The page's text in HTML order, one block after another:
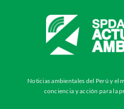
Noticias ambientales del Perú y el
conciencia y acción para la